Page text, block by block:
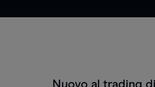
Nuovo al trading